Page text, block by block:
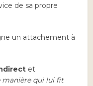
de sa propre
un attachement à
et
manière qui lui fit